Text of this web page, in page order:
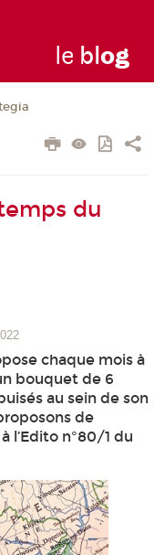
le blog
du
chaque mois à
bouquet de 6
au sein de son
de
l’Edito n°80/1 du